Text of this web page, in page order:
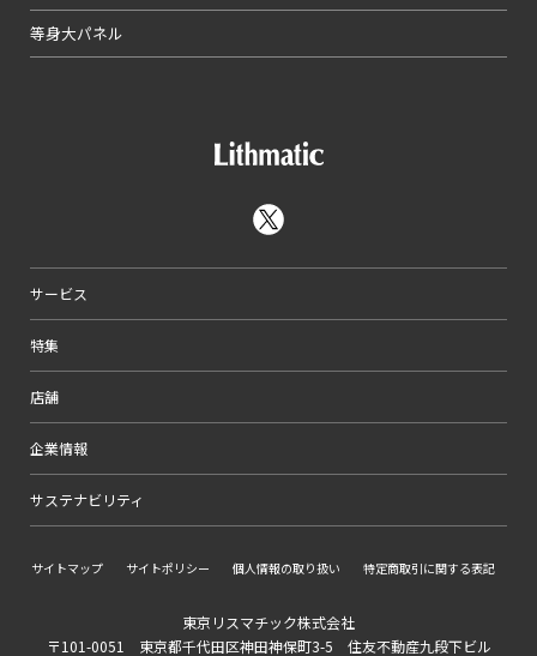
等身大パネル
サービス
特集
店舗
企業情報
サステナビリティ
サイトマップ サイトポリシー 個人情報の取り扱い 特定商取引に関する表記
東京リスマチック株式会社
〒101-0051 東京都千代田区神田神保町3-5 住友不動産九段下ビル